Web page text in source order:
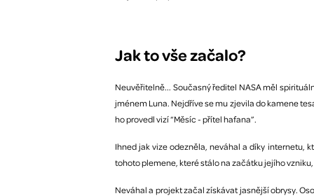
Jak to vše začalo?
Neuvěřitelně... Současný ředitel NASA měl
jménem Luna. Nejdříve se mu zjevila do kamene
ho provedl vizí “Měsíc - přítel hafana”.
Ihned jak vize odezněla, neváhal a díky internetu,
tohoto plemene, které stálo na začátku jejího
Neváhal a projekt začal získávat jasnější obrysy.